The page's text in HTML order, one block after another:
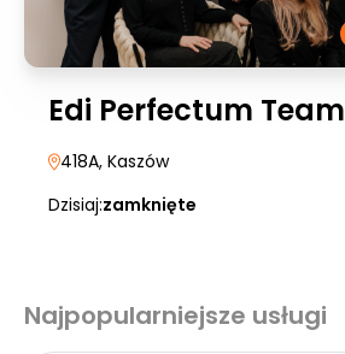
Edi Perfectum Team
418A, Kaszów
Dzisiaj:zamknięte
Najpopularniejsze usługi